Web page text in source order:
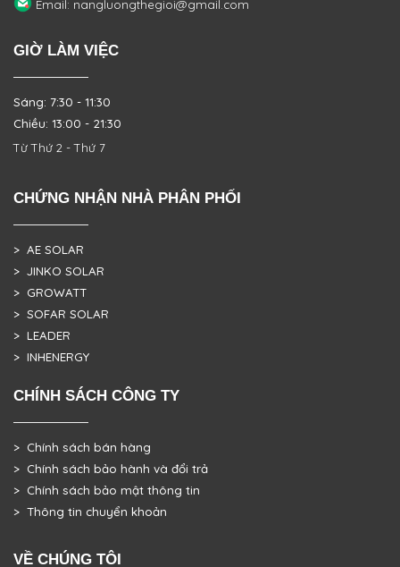
Email: nangluongthegioi@gmail.com
GIỜ LÀM VIỆC
Sáng: 7:30 - 11:30
Chiều: 13:00 - 21:30
Từ Thứ 2 - Thứ 7
CHỨNG NHẬN NHÀ PHÂN PHỐI
> AE SOLAR
> JINKO SOLAR
> GROWATT
> SOFAR SOLAR
> LEADER
> INHENERGY
CHÍNH SÁCH CÔNG TY
> Chính sách bán hàng
> Chính sách bảo hành và đổi trả
> Chính sách bảo mật thông tin
> Thông tin chuyển khoản
VỀ CHÚNG TÔI